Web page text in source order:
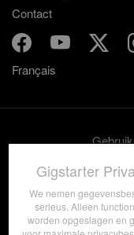
Contact
Français
©
Gigstarter
We nemen
serieus. Alleen
worden opgeslagen en